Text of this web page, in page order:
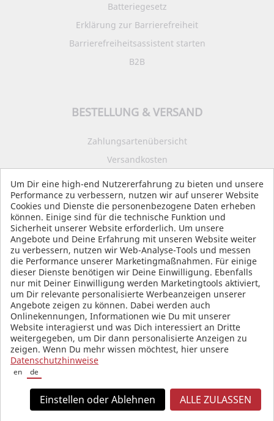
Batteriegesetz
Erklärung zur Barrierefreiheit
Barrierefreiheitsassistent starten
B2B
BESTELLUNG & VERSAND
Zahlungsartenübersicht
Versandkosten
Impressum
Datenschutz
AGB
SOCIAL MEDIA
Um Dir eine high-end Nutzererfahrung zu bieten und unsere
Performance zu verbessern, nutzen wir auf unserer Website
Cookies und Dienste die personenbezogene Daten erheben
können. Einige sind für die technische Funktion und
Sicherheit unserer Website erforderlich. Um unsere
Angebote und Deine Erfahrung mit unseren Website weiter
zu verbessern, nutzen wir Web-Analyse-Tools und messen
die Performance unserer Marketingmaßnahmen. Für einige
dieser Dienste benötigen wir Deine Einwilligung. Ebenfalls
nur mit Deiner Einwilligung werden Marketingtools aktiviert,
um Dir relevante personalisierte Werbeanzeigen unserer
Angebote zeigen zu können. Dabei werden auch
Onlinekennungen, Informationen wie Du mit unserer
Website interagierst und was Dich interessiert an Dritte
weitergegeben, um Dir dann personalisierte Anzeigen zu
zeigen. Wenn Du mehr wissen möchtest, hier unsere
Datenschutzhinweise
en de
Einstellen oder Ablehnen ALLE ZULASSEN